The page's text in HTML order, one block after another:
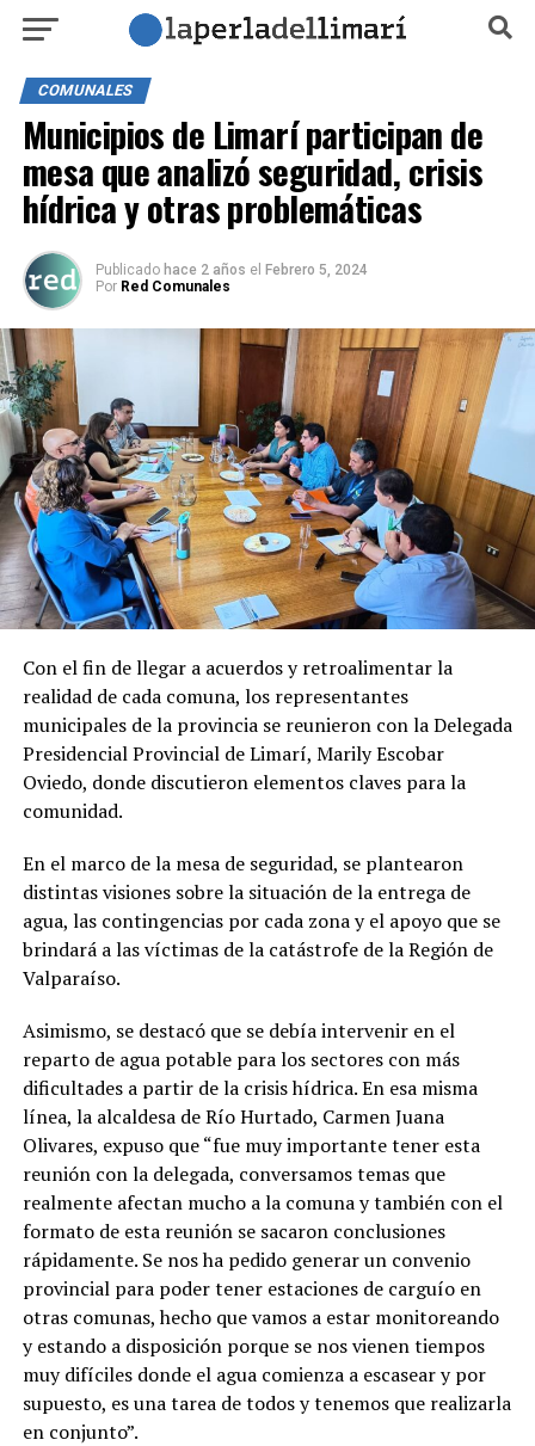
COMUNALES
Municipios de Limarí participan de
mesa que analizó seguridad, crisis
hídrica y otras problemáticas
Publicado hace 2 años el Febrero 5, 2024
Por Red Comunales
Con el fin de llegar a acuerdos y retroalimentar la
realidad de cada comuna, los representantes
municipales de la provincia se reunieron con la Delegada
Presidencial Provincial de Limarí, Marily Escobar
Oviedo, donde discutieron elementos claves para la
comunidad.
En el marco de la mesa de seguridad, se plantearon
distintas visiones sobre la situación de la entrega de
agua, las contingencias por cada zona y el apoyo que se
brindará a las víctimas de la catástrofe de la Región de
Valparaíso.
Asimismo, se destacó que se debía intervenir en el
reparto de agua potable para los sectores con más
dificultades a partir de la crisis hídrica. En esa misma
línea, la alcaldesa de Río Hurtado, Carmen Juana
Olivares, expuso que “fue muy importante tener esta
reunión con la delegada, conversamos temas que
realmente afectan mucho a la comuna y también con el
formato de esta reunión se sacaron conclusiones
rápidamente. Se nos ha pedido generar un convenio
provincial para poder tener estaciones de carguío en
otras comunas, hecho que vamos a estar monitoreando
y estando a disposición porque se nos vienen tiempos
muy difíciles donde el agua comienza a escasear y por
supuesto, es una tarea de todos y tenemos que realizarla
en conjunto”.